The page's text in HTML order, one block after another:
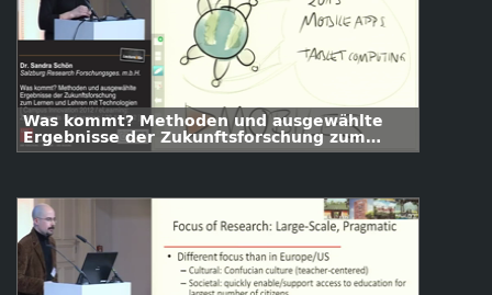
Was kommt? Methoden und ausgewählte
Ergebnisse der Zukunftsforschung zum
Lernen und Lehren mit Technologien